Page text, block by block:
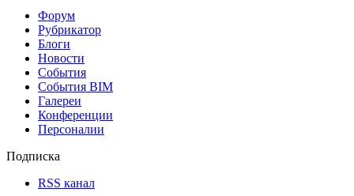
Форум
Рубрикатор
Блоги
Новости
События
События BIM
Галереи
Конференции
Персоналии
Подписка
RSS канал